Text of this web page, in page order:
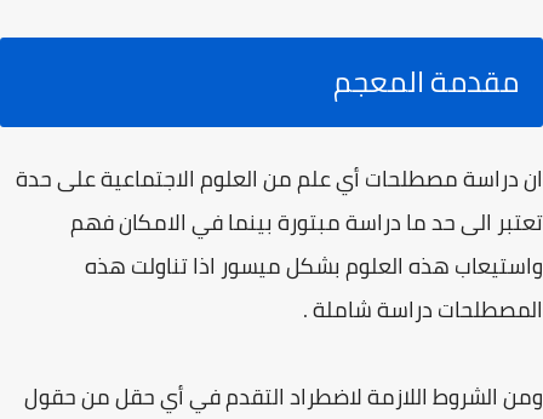
مقدمة المعجم
ان دراسة مصطلحات أي علم من العلوم الاجتماعية على حدة
تعتبر الى حد ما دراسة مبتورة بينما في الامكان فهم
واستيعاب هذه العلوم بشكل ميسور اذا تناولت هذه
المصطلحات دراسة شاملة .
ومن الشروط اللازمة لاضطراد التقدم في أي حقل من حقول